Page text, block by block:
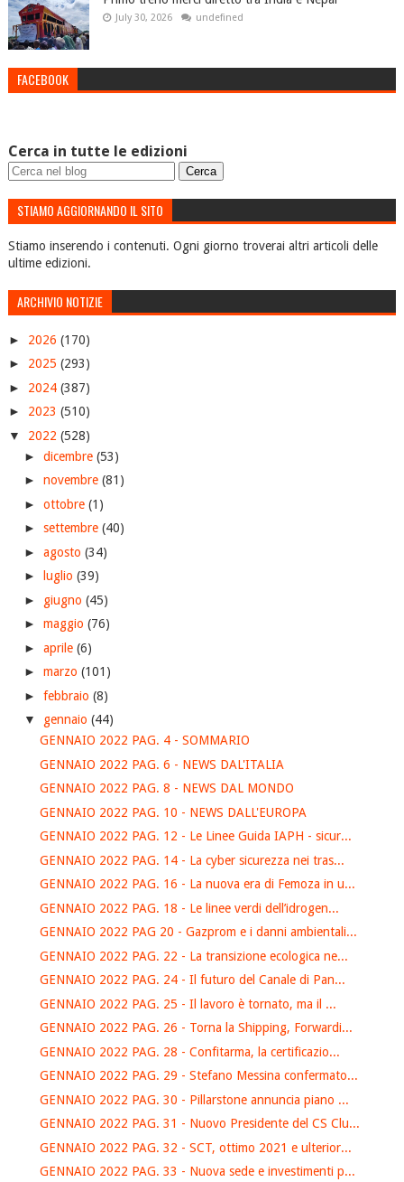
July 30, 2026 undefined
FACEBOOK
Cerca in tutte le edizioni
STIAMO AGGIORNANDO IL SITO
Stiamo inserendo i contenuti. Ogni giorno troverai altri articoli delle
ultime edizioni.
ARCHIVIO NOTIZIE
► 2026 (170)
► 2025 (293)
► 2024 (387)
► 2023 (510)
▼ 2022 (528)
► dicembre (53)
► novembre (81)
► ottobre (1)
► settembre (40)
► agosto (34)
►
luglio (39)
► giugno (45)
► maggio (76)
► aprile (6)
► marzo (101)
► febbraio (8)
▼ gennaio (44)
GENNAIO 2022 PAG. 4 - SOMMARIO
GENNAIO 2022 PAG. 6 - NEWS DAL'ITALIA
GENNAIO 2022 PAG. 8 - NEWS DAL MONDO
GENNAIO 2022 PAG. 10 - NEWS DALL'EUROPA
GENNAIO 2022 PAG. 12 - Le Linee Guida IAPH - sicur...
GENNAIO 2022 PAG. 14 - La cyber sicurezza nei tras...
GENNAIO 2022 PAG. 16 - La nuova era di Femoza in u...
GENNAIO 2022 PAG. 18 - Le linee verdi dell’idrogen...
GENNAIO 2022 PAG 20 - Gazprom e i danni ambientali...
GENNAIO 2022 PAG. 22 - La transizione ecologica ne...
GENNAIO 2022 PAG. 24 - Il futuro del Canale di Pan...
GENNAIO 2022 PAG. 25 - Il lavoro è tornato, ma il ...
GENNAIO 2022 PAG. 26 - Torna la Shipping, Forwardi...
GENNAIO 2022 PAG. 28 - Confitarma, la certificazio...
GENNAIO 2022 PAG. 29 - Stefano Messina confermato...
GENNAIO 2022 PAG. 30 - Pillarstone annuncia piano ...
GENNAIO 2022 PAG. 31 - Nuovo Presidente del CS Clu...
GENNAIO 2022 PAG. 32 - SCT, ottimo 2021 e ulterior...
GENNAIO 2022 PAG. 33 - Nuova sede e investimenti p...